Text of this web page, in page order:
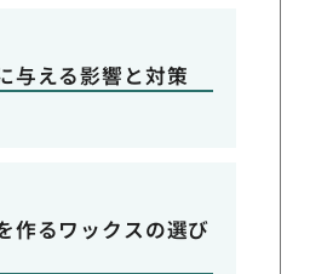
与える影響と対策
作るワックスの選び